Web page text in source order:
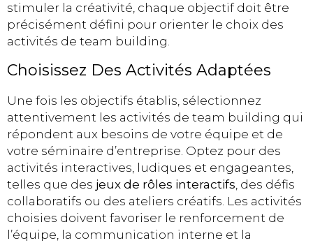
stimuler la créativité, chaque objectif doit être
précisément défini pour orienter le choix des
activités de team building.
Choisissez Des Activités Adaptées
Une fois les objectifs établis, sélectionnez
attentivement les activités de team building qui
répondent aux besoins de votre équipe et de
votre séminaire d’entreprise. Optez pour des
activités interactives, ludiques et engageantes,
telles que des jeux de rôles interactifs , des défis
collaboratifs ou des ateliers créatifs. Les activités
choisies doivent favoriser le renforcement de
l’équipe, la communication interne et la